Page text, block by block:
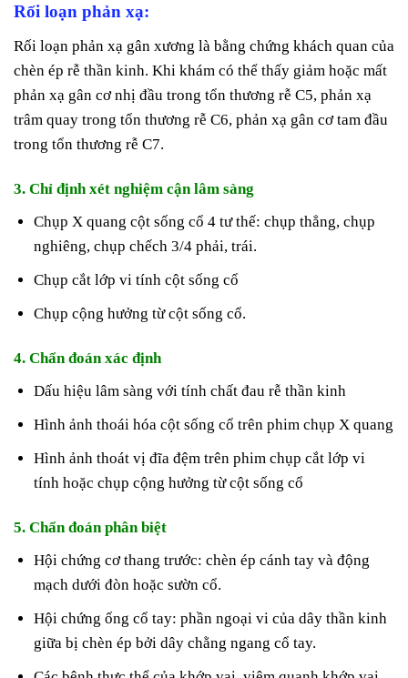
Rối loạn phản xạ:
Rối loạn phản xạ gân xương là bằng chứng khách quan của
chèn ép rễ thần kinh. Khi khám có thể thấy giảm hoặc mất
phản xạ gân cơ nhị đầu trong tổn thương rễ C5, phản xạ
trâm quay trong tổn thương rễ C6, phản xạ gân cơ tam đầu
trong tổn thương rễ C7.
3. Chỉ định xét nghiệm cận lâm sàng
Chụp X quang cột sống cổ 4 tư thế: chụp thẳng, chụp
nghiêng, chụp chếch 3/4 phải, trái.
Chụp cắt lớp vi tính cột sống cổ
Chụp cộng hưởng từ cột sống cổ.
4. Chẩn đoán xác định
Dấu hiệu lâm sàng với tính chất đau rễ thần kinh
Hình ảnh thoái hóa cột sống cổ trên phim chụp X quang
Hình ảnh thoát vị đĩa đệm trên phim chụp cắt lớp vi
tính hoặc chụp cộng hưởng từ cột sống cổ
5. Chẩn đoán phân biệt
Hội chứng cơ thang trước: chèn ép cánh tay và động
mạch dưới đòn hoặc sườn cổ.
Hội chứng ống cổ tay: phần ngoại vi của dây thần kinh
giữa bị chèn ép bởi dây chằng ngang cổ tay.